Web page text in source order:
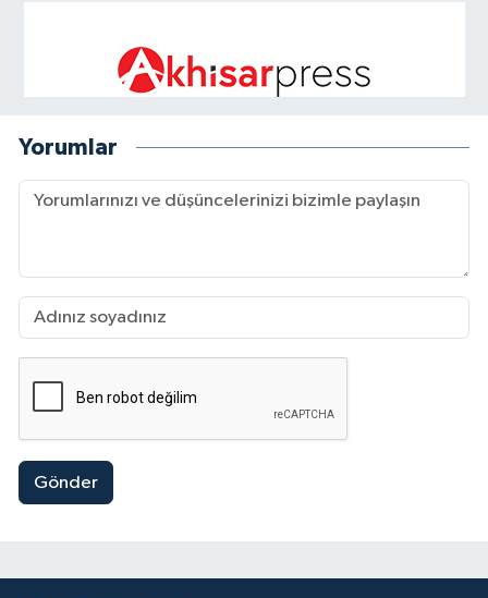
Yorumlar
Gönder